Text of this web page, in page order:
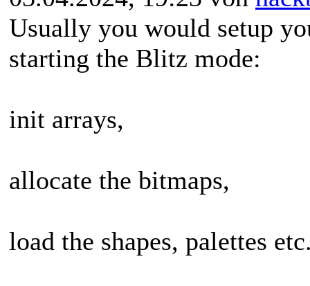
Usually you would setup
starting the Blitz mode:
init arrays,
allocate the bitmaps,
load the shapes, palettes